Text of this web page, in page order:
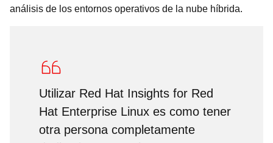
análisis de los entornos operativos de la nube híbrida.
Utilizar Red Hat Insights for Red
Hat Enterprise Linux es como tener
otra persona completamente